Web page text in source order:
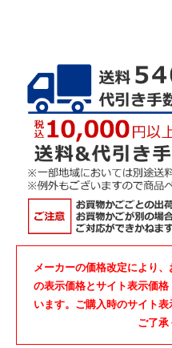
メーカーの価格改定により
の表示価格とサイト表示価
います。ご購入時のサイト
ご了承